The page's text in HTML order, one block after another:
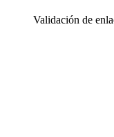
Validación de